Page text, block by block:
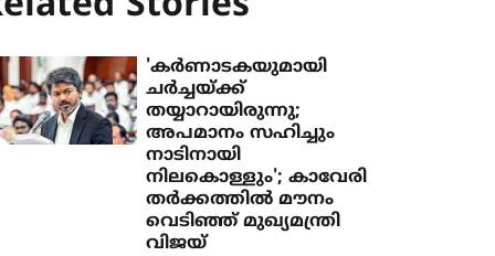
'കർണാടകയുമായി
ചർച്ചയ്ക്ക്
തയ്യാറായിരുന്നു;
അപമാനം സഹിച്ചും
നാടിനായി
നിലകൊള്ളും'; കാവേരി
തർക്കത്തിൽ മൗനം
വെടിഞ്ഞ് മുഖ്യമന്ത്രി
വിജയ്